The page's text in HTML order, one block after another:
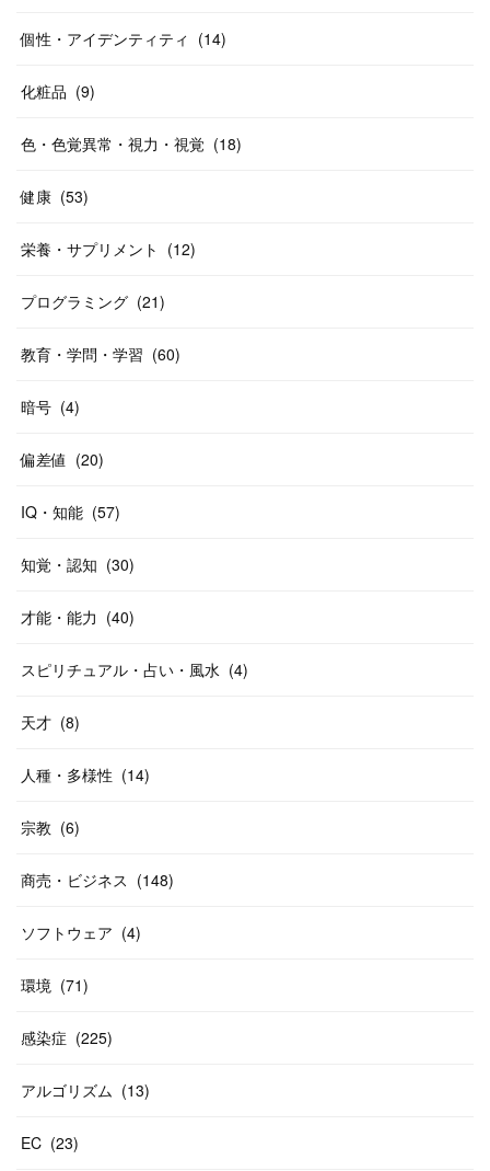
個性・アイデンティティ (14)
化粧品 (9)
色・色覚異常・視力・視覚 (18)
健康 (53)
栄養・サプリメント (12)
プログラミング (21)
教育・学問・学習 (60)
暗号 (4)
偏差値 (20)
IQ・知能 (57)
知覚・認知 (30)
才能・能力 (40)
スピリチュアル・占い・風水 (4)
天才 (8)
人種・多様性 (14)
宗教 (6)
商売・ビジネス (148)
ソフトウェア (4)
環境 (71)
感染症 (225)
アルゴリズム (13)
EC (23)